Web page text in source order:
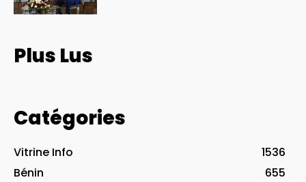
Plus Lus
Catégories
Vitrine Info
1536
Bénin
655